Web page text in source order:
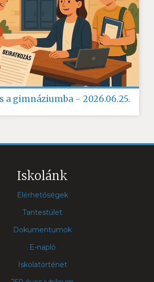
a gimnáziumba - 2026.06.25.
Iskolánk
Elérhetőségek
Tantestület
Dokumentumok
E-napló
Iskolatörténet